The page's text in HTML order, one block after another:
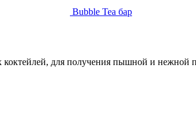
Bubble Tea бар
коктейлей, для получения пышной и нежной